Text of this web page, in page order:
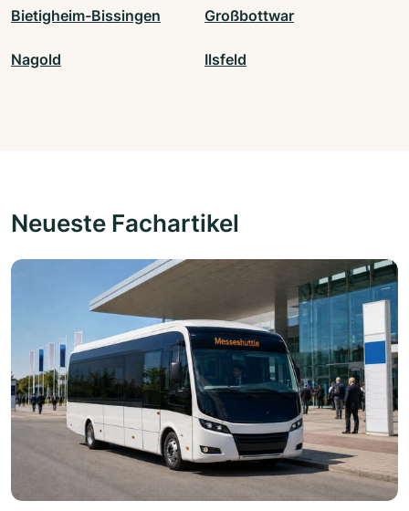
Bietigheim-Bissingen Großbottwar
Nagold Ilsfeld
Neueste Fachartikel